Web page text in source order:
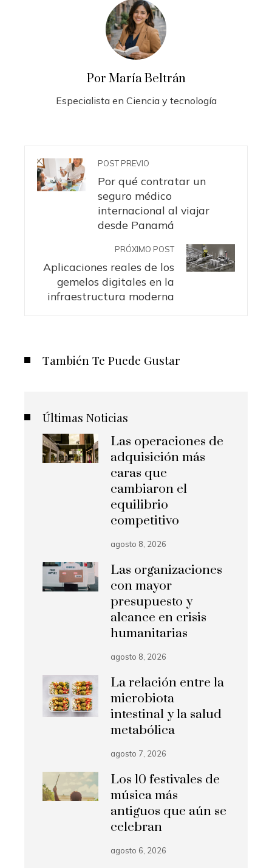
Por María Beltrán
Especialista en Ciencia y tecnología
POST PREVIO
Por qué contratar un
seguro médico
internacional al viajar
desde Panamá
PRÓXIMO POST
Aplicaciones reales de los
gemelos digitales en la
infraestructura moderna
También Te Puede Gustar
Últimas Noticias
Las operaciones de
adquisición más
caras que
cambiaron el
equilibrio
competitivo
agosto 8, 2026
Las organizaciones
con mayor
presupuesto y
alcance en crisis
humanitarias
agosto 8, 2026
La relación entre la
microbiota
intestinal y la salud
metabólica
agosto 7, 2026
Los 10 festivales de
música más
antiguos que aún se
celebran
agosto 6, 2026